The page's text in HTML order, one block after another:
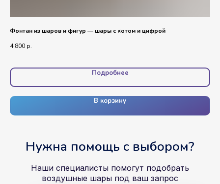
Фонтан из шаров и фигур — шары с котом и цифрой
4 800 р.
Подробнее
В корзину
Наши специалисты помогут подобрать
воздушные шары под ваш запрос
Нужна помощь с выбором?